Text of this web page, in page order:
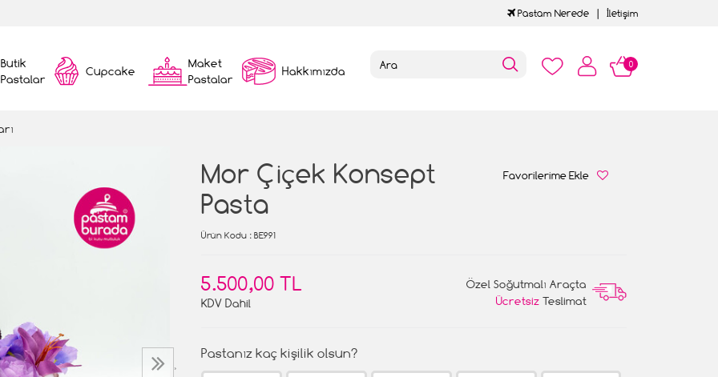
Pastam Nerede İletişim
Butik
Pastalar
Cupcake
Maket
Pastalar
Hakkımızda 0
›
Mor Çiçek Konsept
Pasta
Favorilerime Ekle
Ürün Kodu : BE991
5.500,00 TL
KDV Dahil
Özel Soğutmalı Araçta
Ücretsiz Teslimat
Pastanız kaç kişilik olsun?